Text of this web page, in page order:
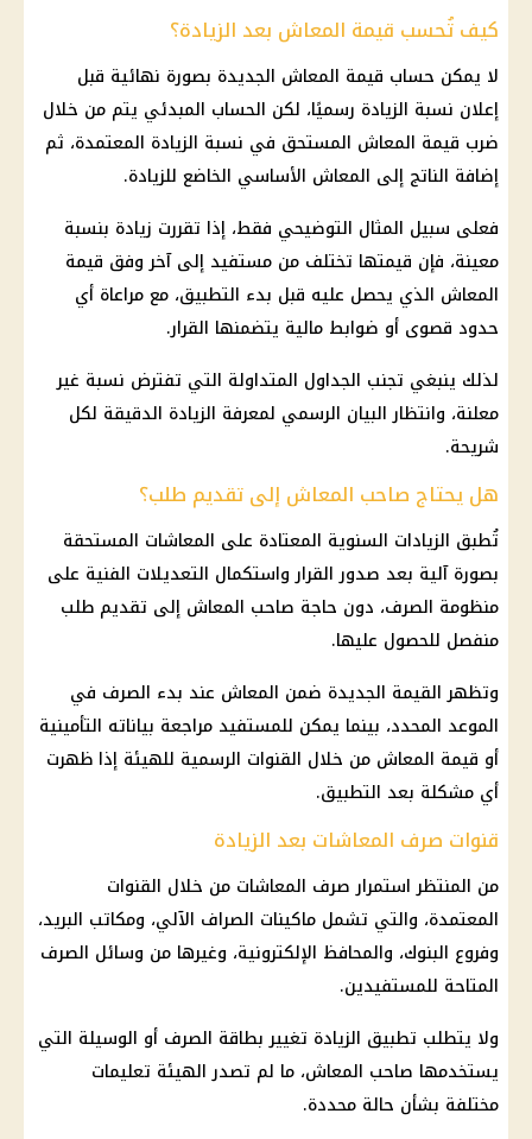
كيف تُحسب قيمة المعاش بعد الزيادة؟
لا يمكن حساب قيمة المعاش الجديدة بصورة نهائية قبل
إعلان نسبة الزيادة رسميًا، لكن الحساب المبدئي يتم من خلال
ضرب قيمة المعاش المستحق في نسبة الزيادة المعتمدة، ثم
إضافة الناتج إلى المعاش الأساسي الخاضع للزيادة.
فعلى سبيل المثال التوضيحي فقط، إذا تقررت زيادة بنسبة
معينة، فإن قيمتها تختلف من مستفيد إلى آخر وفق قيمة
المعاش الذي يحصل عليه قبل بدء التطبيق، مع مراعاة أي
حدود قصوى أو ضوابط مالية يتضمنها القرار.
لذلك ينبغي تجنب الجداول المتداولة التي تفترض نسبة غير
معلنة، وانتظار البيان الرسمي لمعرفة الزيادة الدقيقة لكل
شريحة.
هل يحتاج صاحب المعاش إلى تقديم طلب؟
تُطبق الزيادات السنوية المعتادة على المعاشات المستحقة
بصورة آلية بعد صدور القرار واستكمال التعديلات الفنية على
منظومة الصرف، دون حاجة صاحب المعاش إلى تقديم طلب
منفصل للحصول عليها.
وتظهر القيمة الجديدة ضمن المعاش عند بدء الصرف في
الموعد المحدد، بينما يمكن للمستفيد مراجعة بياناته التأمينية
أو قيمة المعاش من خلال القنوات الرسمية للهيئة إذا ظهرت
أي مشكلة بعد التطبيق.
قنوات صرف المعاشات بعد الزيادة
من المنتظر استمرارصرف المعاشات من خلال القنوات
المعتمدة، والتي تشمل ماكينات الصراف الآلي، ومكاتب البريد،
وفروع البنوك، والمحافظ الإلكترونية، وغيرها من وسائل الصرف
المتاحة للمستفيدين.
ولا يتطلب تطبيق الزيادة تغيير بطاقة الصرف أو الوسيلة التي
يستخدمها صاحب المعاش، ما لم تصدر الهيئة تعليمات
مختلفة بشأن حالة محددة.